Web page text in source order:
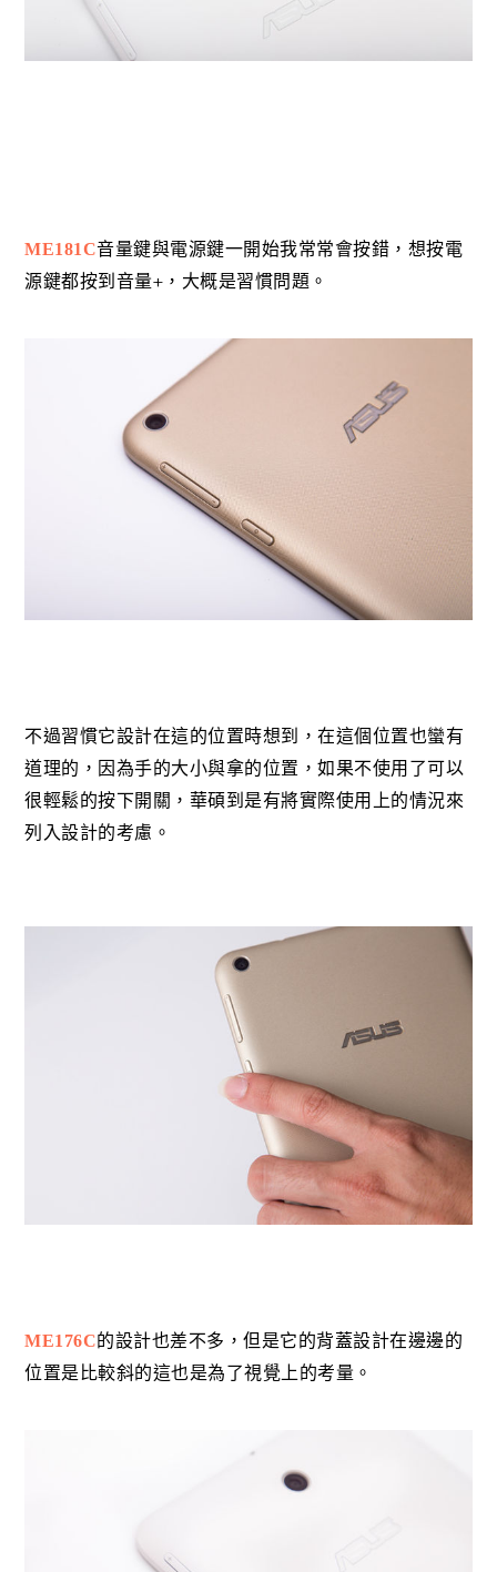
ME181C音量鍵與電源鍵一開始我常常會按錯，想按電
源鍵都按到音量+ ，大概是習慣問題。
不過習慣它設計在這的位置時想到，在這個位置也蠻有
道理的，因為手的大小與拿的位置，如果不使用了可以
很輕鬆的按下開關，華碩到是有將實際使用上的情況來
列入設計的考慮。
ME176C的設計也差不多，但是它的背蓋設計在邊邊的
位置是比較斜的這也是為了視覺上的考量。